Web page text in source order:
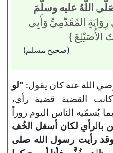
اللَّهُ عليه وسلَّمَ
المُقَدَّمِيِّ وَأَبِي
الأُصَيْلِعَ }
(صحيح مسلم)
الله عنه كان يقول: "لو
القضية قضية رأي،
يُسمّيه الناس اليوم زوراً
بالرأي لكان أسفل الخُف
رأيت رسول الله صلى